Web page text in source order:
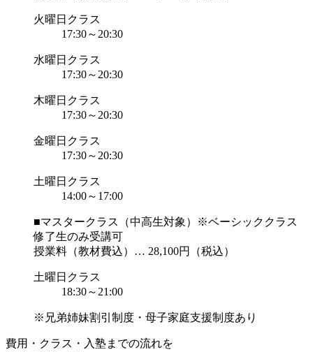
火曜日クラス
17:30～20:30
水曜日クラス
17:30～20:30
木曜日クラス
17:30～20:30
金曜日クラス
17:30～20:30
土曜日クラス
14:00～17:00
■マスタークラス（中高生対象）※ベーシッククラス
修了生のみ受講可
授業料（教材費込）… 28,100円（税込）
土曜日クラス
18:30～21:00
※兄弟姉妹割引制度・母子家庭支援制度あり
費用・クラス・入塾までの流れを